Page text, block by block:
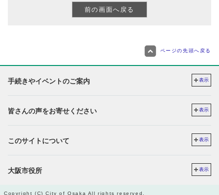
ページの先頭へ戻る
手続きやイベントのご案内 表示
皆さんの声をお寄せください 表示
このサイトについて 表示
大阪市役所 表示
Copyright (C) City of Osaka All rights reserved.